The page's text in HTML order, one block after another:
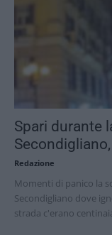
Spari durante
Redazione
Momenti di panico la
Secondigliano dove
strada c'erano